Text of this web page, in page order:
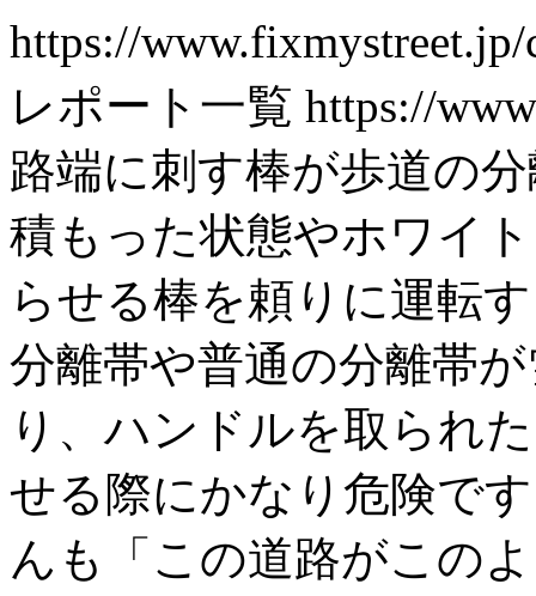
https://
レポート一覧 https://
路端に刺す棒が歩道の
積もった状態やホワイ
らせる棒を頼りに運転
分離帯や普通の分離帯
り、ハンドルを取られ
せる際にかなり危険で
んも「この道路がこの